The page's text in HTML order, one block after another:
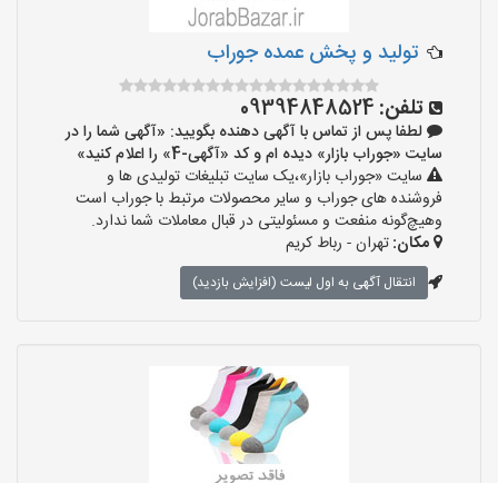
تولید و پخش عمده جوراب
تلفن: 09394848524
لطفا پس از تماس با آگهی دهنده بگویید: «آگهی شما را در
سایت «جوراب بازار» دیده ام و کد «آگهی-4» را اعلام کنید»
سایت «جوراب بازار»،یک سایت تبلیغات تولیدی ها و
فروشنده های جوراب و سایر محصولات مرتبط با جوراب است
وهیچ‌گونه منفعت و مسئولیتی در قبال معاملات شما ندارد.
مکان:تهران - رباط کریم
انتقال آگهی به اول لیست (افزایش بازدید)